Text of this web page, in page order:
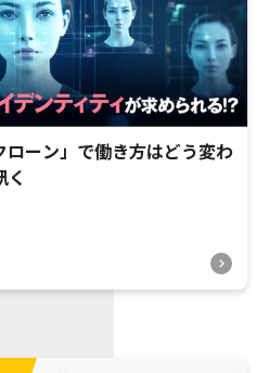
ローン」で働き方はどう変わ
く